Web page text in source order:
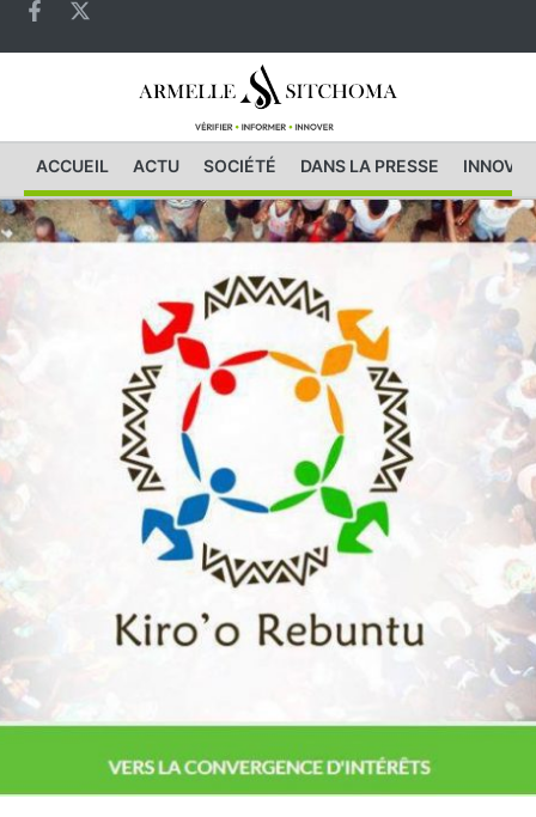
ACCUEIL ACTU SOCIÉTÉ DANS LA PRESSE